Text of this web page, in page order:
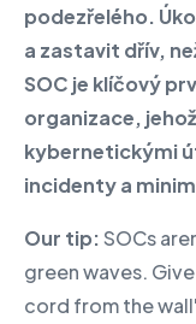
podezřelého.
a zastavit dřív,
SOC je klíčový
organizace,
kybernetickými
incidenty a
Our tip:SOCs
green waves.
cord from the